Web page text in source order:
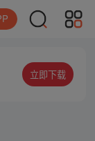
立即下载